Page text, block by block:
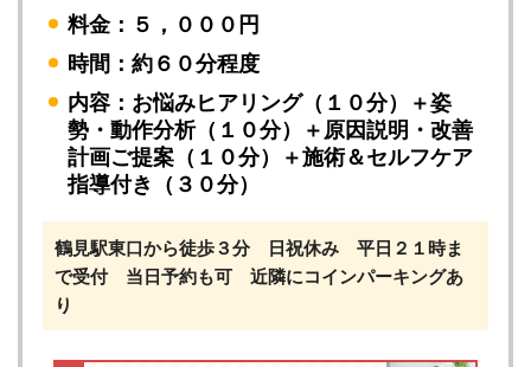
料金：５，０００円
時間：約６０分程度
内容：お悩みヒアリング（１０分）＋姿
勢・動作分析（１０分）＋原因説明・改善
計画ご提案（１０分）＋施術＆セルフケア
指導付き（３０分）
鶴見駅東口から徒歩３分 日祝休み 平日２１時ま
で受付 当日予約も可 近隣にコインパーキングあ
り